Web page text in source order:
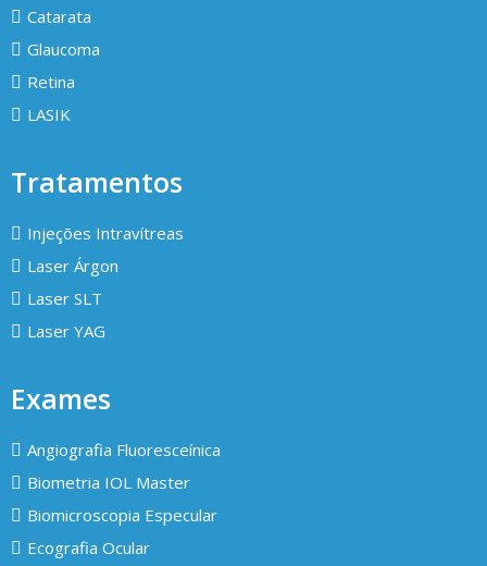
Catarata
Glaucoma
Retina
LASIK
Tratamentos
Injeções Intravítreas
Laser Árgon
Laser SLT
Laser YAG
Exames
Angiografia Fluoresceínica
Biometria IOL Master
Biomicroscopia Especular
Ecografia Ocular